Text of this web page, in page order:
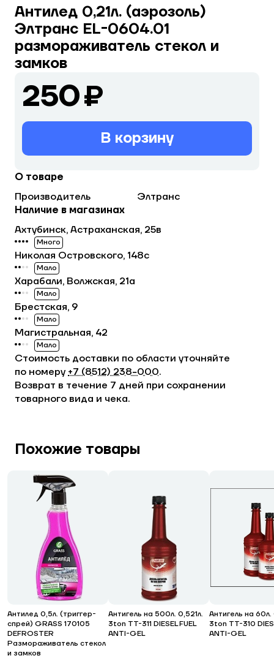
Антилед 0,21л. (аэрозоль)
Элтранс EL-0604.01
размораживатель стекол и
замков
250 ₽
В корзину
О товаре
Производитель
Элтранс
Стоимость доставки по области уточняйте
по номеру +7 (8512) 238−000.
Возврат в течение 7 дней при сохранении
товарного вида и чека.
Наличие в магазинах
Ахтубинск, Астраханская, 25в
Много
Николая Островского, 148с
Мало
Харабали, Волжская, 21а
Мало
Брестская, 9
Мало
Магистральная, 42
Мало
Похожие товары
Антилед 0,5л. (триггер-
спрей) GRASS 170105
DEFROSTER
Размораживатель стекол
и замков
Антигель на 500л. 0,521л.
3ton ТТ-311 DIESEL FUEL
ANTI-GEL
Антигель на
3ton ТТ-310
ANTI-GEL